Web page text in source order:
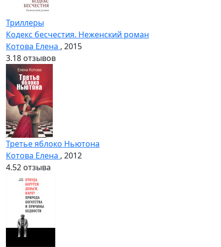
Триллеры
Кодекс бесчестия. Неженский роман
Котова Елена , 2015
3.18 отзывов
Третье яблоко Ньютона
Котова Елена , 2012
4.52 отзыва